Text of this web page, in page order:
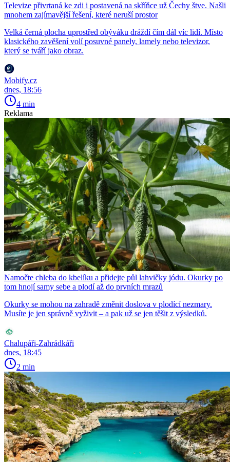
Televize přivrtaná ke zdi i postavená na skříňce už Čechy štve. Našli
mnohem zajímavější řešení, které neruší prostor
Velká černá plocha uprostřed obýváku dráždí čím dál víc lidí. Místo
klasického zavěšení volí posuvné panely, lamely nebo televizor,
který se tváří jako obraz.
Mobify.cz
dnes, 18:56
4 min
Reklama
Namočte chleba do kbelíku a přidejte půl lahvičky jódu. Okurky po
tom hnojí samy sebe a plodí až do prvních mrazů
Okurky se mohou na zahradě změnit doslova v plodící nezmary.
Musíte je jen správně vyživit – a pak už se jen těšit z výsledků.
Chalupáři-Zahrádkáři
dnes, 18:45
2 min